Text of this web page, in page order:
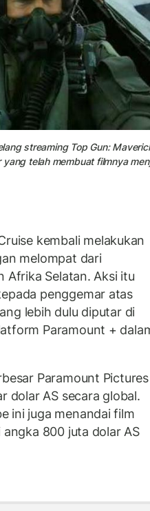
streaming Top Gun:
telah membuat filmnya
kembali melakukan
melompat dari
Afrika Selatan. Aksi itu
penggemar atas
lebih dulu diputar di
Paramount +
Paramount Pictures
dolar AS secara global.
ini juga menandai film
800 juta dolar AS